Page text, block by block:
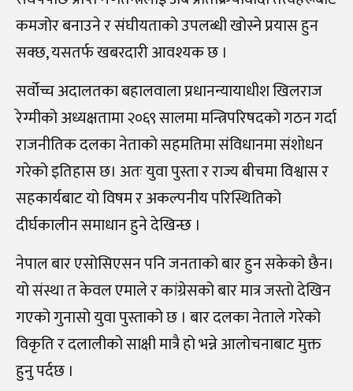
कमजोर बनाउने र संघीयताको उपलब्धी खोस्ने प्रयास हुन
सक्छ, यसतर्फ खबरदारी आवश्यक छ ।
सर्वोच्च अदालतका बहालवाला प्रधानन्यायाधीश खिलराज
रेग्मीको अध्यक्षतामा २०६९ सालमा मन्त्रिपरिषदको गठन गर्दा
राजनीतिक दलका नेताको सहमतिमा संविधानमा संशोधन
गरेको इतिहास छ। अतः युवा पुस्ता र राज्य बीचमा विश्वास र
सहकार्यबाट यो विषम र अकल्पनीय परिस्थितिको
दीर्घकालीन समाधान हुने देखिन्छ ।
नेपाल बार एसोसिएसन पनि जनताको बार हुन सकेको छैन।
यो संस्था त केवल एमाले र कांग्रेसको बार मात्र जस्तो देखिन
गएको गुनासो युवा पुस्ताको छ । बार दलका नेताले गरेको
विकृति र दलालीको साक्षी मात्रै हो भन्ने आलोचनाबाट मुक्त
हुनु पर्दछ ।